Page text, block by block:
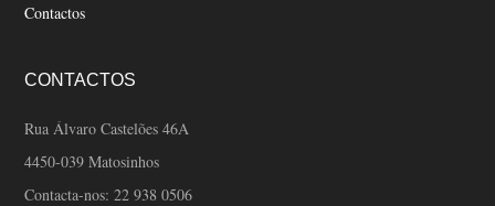
Contactos
CONTACTOS
Rua Álvaro Castelões 46A
4450-039 Matosinhos
Contacta-nos:22 938 0506